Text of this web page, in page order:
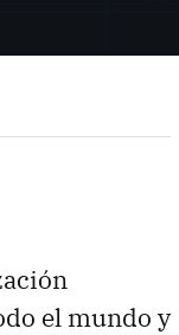
el mundo y